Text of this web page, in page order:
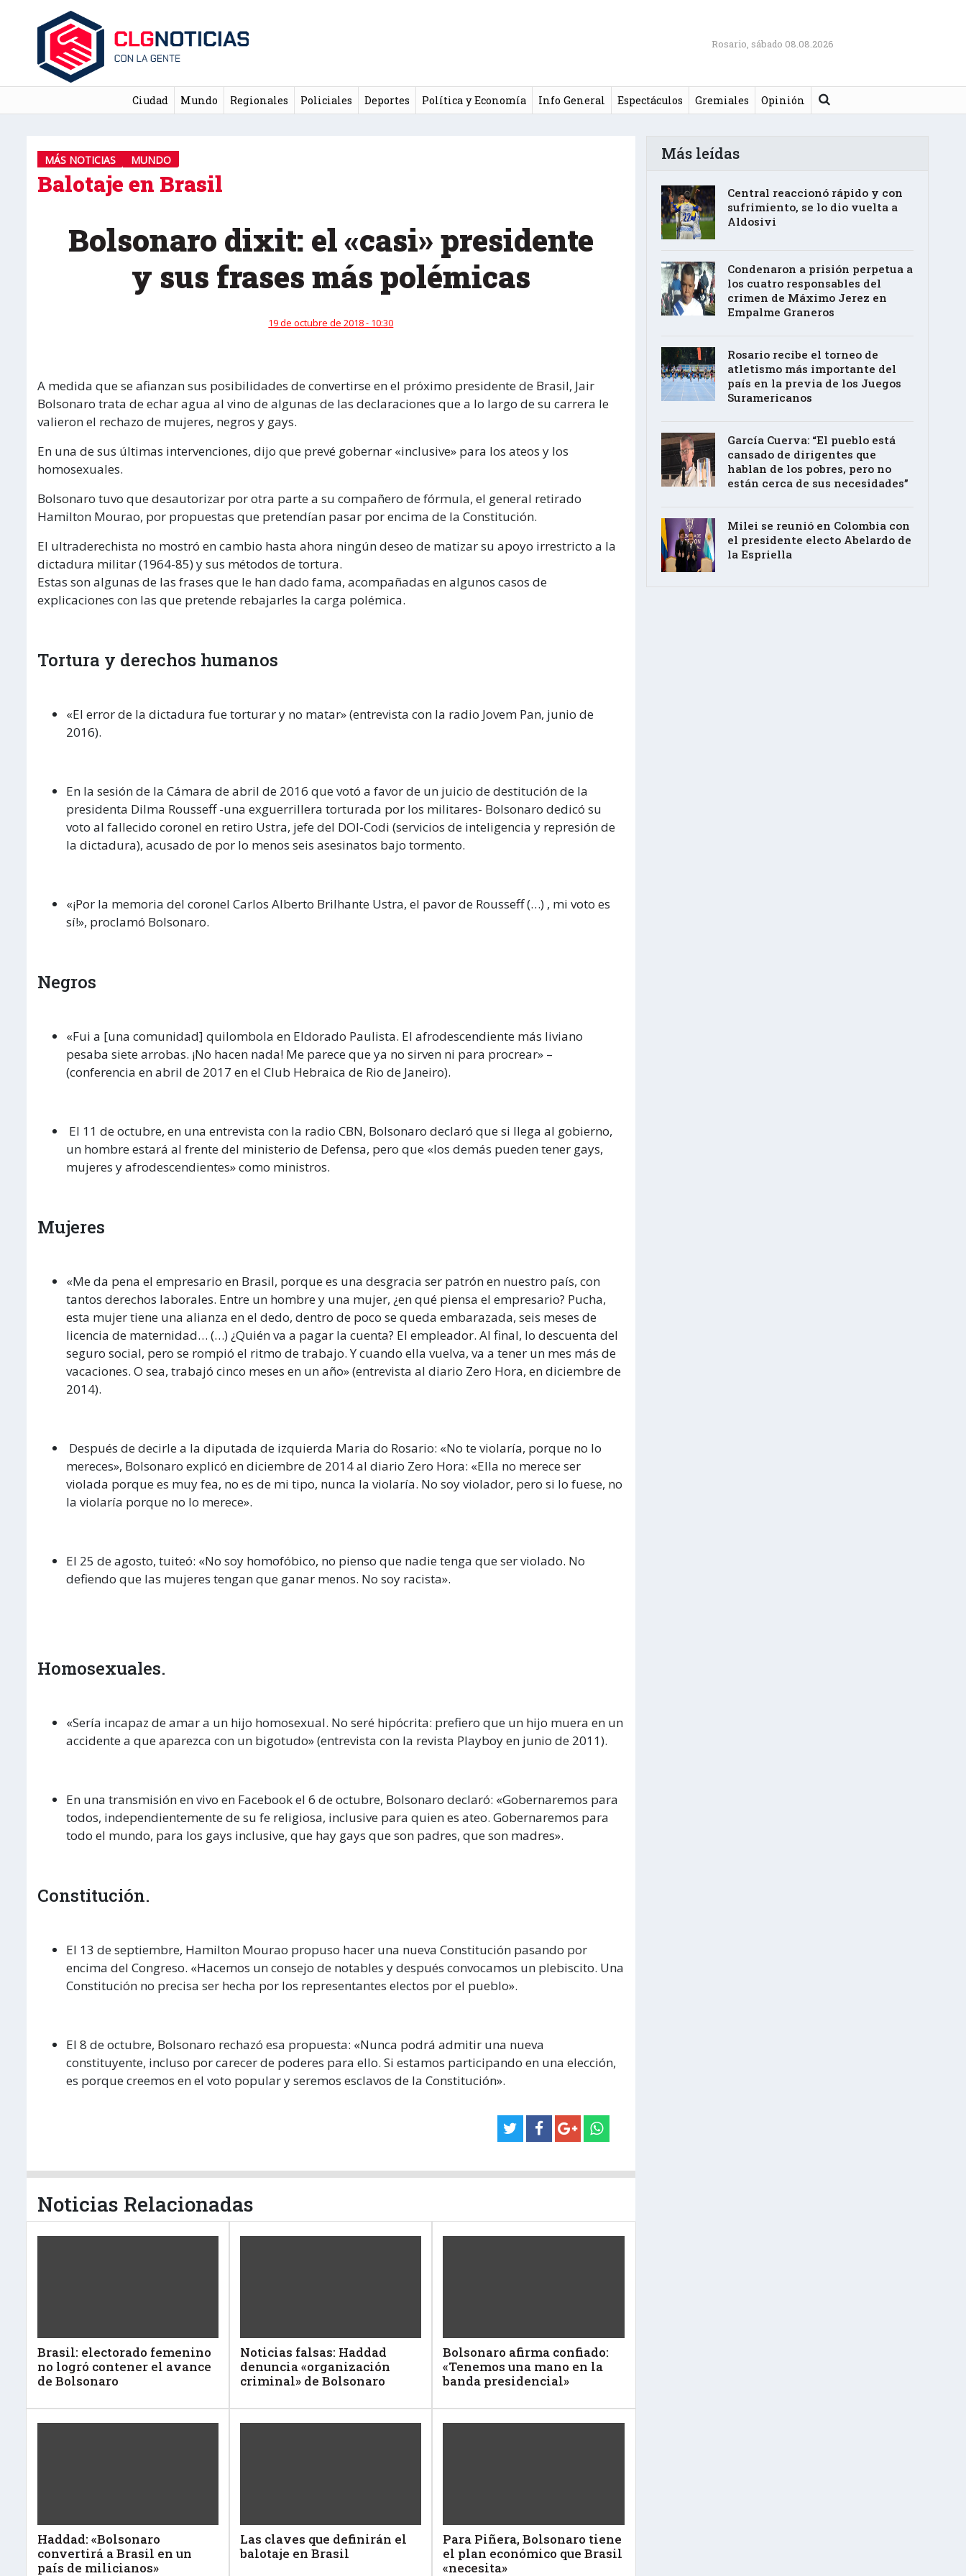
Rosario, sábado 08.08.2026
Ciudad Mundo Regionales Policiales Deportes Política y Economía Info General Espectáculos Gremiales Opinión Buscar
MÁS NOTICIAS MUNDO
Balotaje en Brasil
Bolsonaro dixit: el «casi» presidente
y sus frases más polémicas
19 de octubre de 2018 - 10:30
A medida que se afianzan sus posibilidades de convertirse en el próximo presidente de Brasil, Jair
Bolsonaro trata de echar agua al vino de algunas de las declaraciones que a lo largo de su carrera le
valieron el rechazo de mujeres, negros y gays.
En una de sus últimas intervenciones, dijo que prevé gobernar «inclusive» para los ateos y los
homosexuales.
Bolsonaro tuvo que desautorizar por otra parte a su compañero de fórmula, el general retirado
Hamilton Mourao, por propuestas que pretendían pasar por encima de la Constitución.
El ultraderechista no mostró en cambio hasta ahora ningún deseo de matizar su apoyo irrestricto a la
dictadura militar (1964-85) y sus métodos de tortura.
Estas son algunas de las frases que le han dado fama, acompañadas en algunos casos de
explicaciones con las que pretende rebajarles la carga polémica.
Tortura y derechos humanos
«El error de la dictadura fue torturar y no matar» (entrevista con la radio Jovem Pan, junio de
2016).
En la sesión de la Cámara de abril de 2016 que votó a favor de un juicio de destitución de la
presidenta Dilma Rousseff -una exguerrillera torturada por los militares- Bolsonaro dedicó su
voto al fallecido coronel en retiro Ustra, jefe del DOI-Codi (servicios de inteligencia y represión de
la dictadura), acusado de por lo menos seis asesinatos bajo tormento.
«¡Por la memoria del coronel Carlos Alberto Brilhante Ustra, el pavor de Rousseff (…) , mi voto es
sí!», proclamó Bolsonaro.
Negros
«Fui a [una comunidad] quilombola en Eldorado Paulista. El afrodescendiente más liviano
pesaba siete arrobas. ¡No hacen nada! Me parece que ya no sirven ni para procrear» –
(conferencia en abril de 2017 en el Club Hebraica de Rio de Janeiro).
El 11 de octubre, en una entrevista con la radio CBN, Bolsonaro declaró que si llega al gobierno,
un hombre estará al frente del ministerio de Defensa, pero que «los demás pueden tener gays,
mujeres y afrodescendientes» como ministros.
Mujeres
«Me da pena el empresario en Brasil, porque es una desgracia ser patrón en nuestro país, con
tantos derechos laborales. Entre un hombre y una mujer, ¿en qué piensa el empresario? Pucha,
esta mujer tiene una alianza en el dedo, dentro de poco se queda embarazada, seis meses de
licencia de maternidad… (…) ¿Quién va a pagar la cuenta? El empleador. Al final, lo descuenta del
seguro social, pero se rompió el ritmo de trabajo. Y cuando ella vuelva, va a tener un mes más de
vacaciones. O sea, trabajó cinco meses en un año» (entrevista al diario Zero Hora, en diciembre de
2014).
Después de decirle a la diputada de izquierda Maria do Rosario: «No te violaría, porque no lo
mereces», Bolsonaro explicó en diciembre de 2014 al diario Zero Hora: «Ella no merece ser
violada porque es muy fea, no es de mi tipo, nunca la violaría. No soy violador, pero si lo fuese, no
la violaría porque no lo merece».
El 25 de agosto, tuiteó: «No soy homofóbico, no pienso que nadie tenga que ser violado. No
defiendo que las mujeres tengan que ganar menos. No soy racista».
Homosexuales.
«Sería incapaz de amar a un hijo homosexual. No seré hipócrita: prefiero que un hijo muera en un
accidente a que aparezca con un bigotudo» (entrevista con la revista Playboy en junio de 2011).
En una transmisión en vivo en Facebook el 6 de octubre, Bolsonaro declaró: «Gobernaremos para
todos, independientemente de su fe religiosa, inclusive para quien es ateo. Gobernaremos para
todo el mundo, para los gays inclusive, que hay gays que son padres, que son madres».
Constitución.
El 13 de septiembre, Hamilton Mourao propuso hacer una nueva Constitución pasando por
encima del Congreso. «Hacemos un consejo de notables y después convocamos un plebiscito. Una
Constitución no precisa ser hecha por los representantes electos por el pueblo».
El 8 de octubre, Bolsonaro rechazó esa propuesta: «Nunca podrá admitir una nueva
constituyente, incluso por carecer de poderes para ello. Si estamos participando en una elección,
es porque creemos en el voto popular y seremos esclavos de la Constitución».
Noticias Relacionadas
Brasil: electorado femenino
no logró contener el avance
de Bolsonaro
Noticias falsas: Haddad
denuncia «organización
criminal» de Bolsonaro
Bolsonaro afirma confiado:
«Tenemos una mano en la
banda presidencial»
Haddad: «Bolsonaro
convertirá a Brasil en un
país de milicianos»
Las claves que definirán el
balotaje en Brasil
Para Piñera, Bolsonaro tiene
el plan económico que Brasil
«necesita»
Más leídas
Central reaccionó rápido y con
sufrimiento, se lo dio vuelta a
Aldosivi
Condenaron a prisión perpetua a
los cuatro responsables del
crimen de Máximo Jerez en
Empalme Graneros
Rosario recibe el torneo de
atletismo más importante del
país en la previa de los Juegos
Suramericanos
García Cuerva: “El pueblo está
cansado de dirigentes que
hablan de los pobres, pero no
están cerca de sus necesidades”
Milei se reunió en Colombia con
el presidente electo Abelardo de
la Espriella